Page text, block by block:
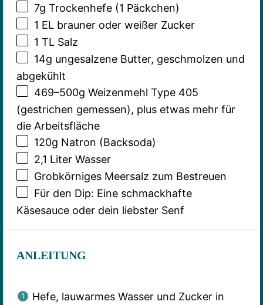
7g Trockenhefe (1 Päckchen)
1 EL brauner oder weißer Zucker
1 TL Salz
14g ungesalzene Butter, geschmolzen und
abgekühlt
469–500g Weizenmehl Type 405
(gestrichen gemessen), plus etwas mehr für
die Arbeitsfläche
120g Natron (Backsoda)
2,1 Liter Wasser
Grobkörniges Meersalz zum Bestreuen
Für den Dip: Eine schmackhafte
Käsesauce oder dein liebster Senf
ANLEITUNG
Hefe, lauwarmes Wasser und Zucker in